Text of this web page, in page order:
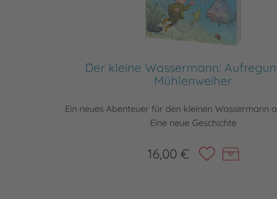
Der kleine Wassermann:
Mühlenweiher
Ein neues Abenteuer für den kleinen Wassermann
Eine neue Geschichte
16,00 €